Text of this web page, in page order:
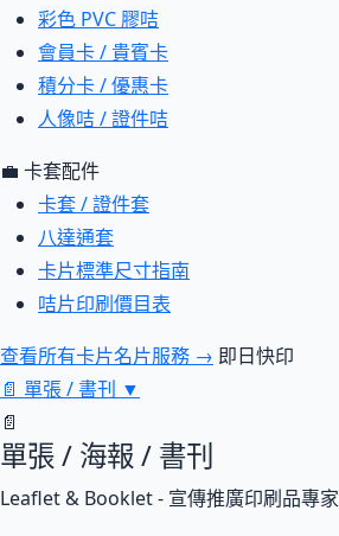
彩色 PVC 膠咭
會員卡 / 貴賓卡
積分卡 / 優惠卡
人像咭 / 證件咭
💼 卡套配件
卡套 / 證件套
八達通套
卡片標準尺寸指南
咭片印刷價目表
查看所有卡片名片服務 → 即日快印
📄 單張 / 書刊 ▼
📄
單張 / 海報 / 書刊
Leaflet & Booklet - 宣傳推廣印刷品專家